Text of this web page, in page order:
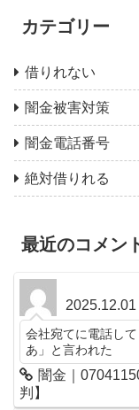
カテゴリー
借りれない
闇金被害対策
闇金電話番号
絶対借りれる
最近のコメン
2025.12.01
会社宛てに電話し
あ」と言われた
闇金｜
判】